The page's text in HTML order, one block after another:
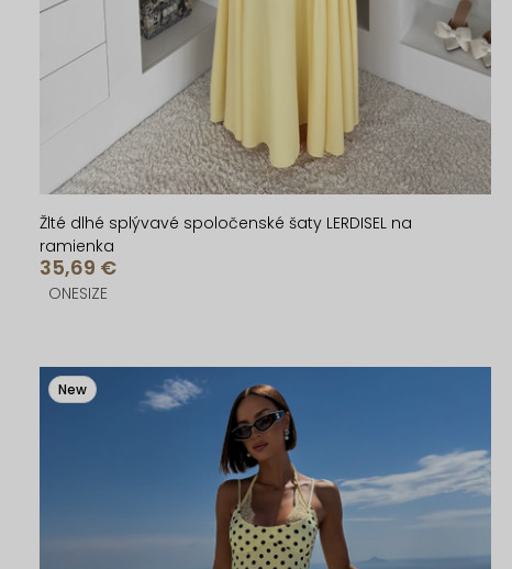
u
k
v
u
k
v
Žlté dlhé splývavé spoločenské šaty LERDISEL na
ramienka
35,69 €
ONESIZE
New